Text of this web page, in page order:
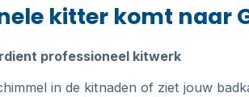
kitter komt naar
professioneel kitwerk
in de kitnaden of ziet jouw